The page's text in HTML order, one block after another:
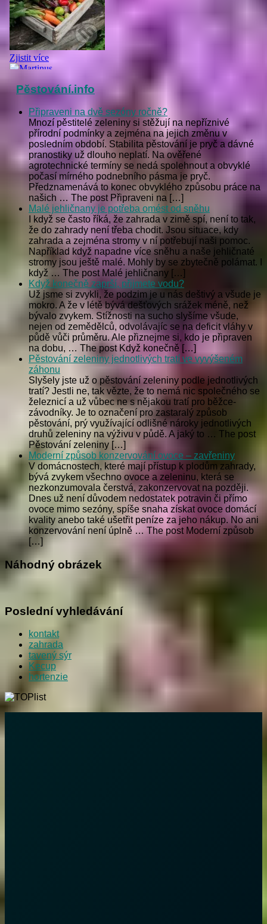
Pěstování.info
Připraveni na dvě sezóny ročně?
Mnozí pěstitelé zeleniny si stěžují na nepříznivé
přírodní podmínky a zejména na jejich změnu v
posledním období. Stabilita pěstování je pryč a dávné
pranostiky už dlouho neplatí. Na ověřené
agrotechnické termíny se nedá spolehnout a obvyklé
počasí mírného podnebního pásma je pryč.
Předznamenává to konec obvyklého způsobu práce na
našich … The post Připraveni na […]
Malé jehličnany je potřeba omést od sněhu
I když se často říká, že zahrada v zimě spí, není to tak,
že do zahrady není třeba chodit. Jsou situace, kdy
zahrada a zejména stromy v ní potřebují naši pomoc.
Například když napadne více sněhu a naše jehličnaté
stromy jsou ještě malé. Mohly by se zbytečně polámat. I
když … The post Malé jehličnany […]
Když konečně zaprší, přijmete vodu?
Už jsme si zvykli, že podzim je u nás deštivý a všude je
mokro. A že v létě bývá dešťových srážek méně, než
bývalo zvykem. Stížnosti na sucho slyšíme všude,
nejen od zemědělců, odvolávajíc se na deficit vláhy v
půdě vůči průměru. Ale přiznejme si, kdo je připraven
na dobu, … The post Když konečně […]
Pěstování zeleniny jednotlivých tratí ve vyvýšeném
záhonu
Slyšely jste už o pěstování zeleniny podle jednotlivých
tratí? Jestli ne, tak vězte, že to nemá nic společného se
železnicí a už vůbec ne s nějakou tratí pro běžce-
závodníky. Je to označení pro zastaralý způsob
pěstování, prý využívající odlišné nároky jednotlivých
druhů zeleniny na výživu v půdě. A jaký to … The post
Pěstování zeleniny […]
Moderní způsob konzervování ovoce – zavřeniny
V domácnostech, které mají přístup k plodům zahrady,
bývá zvykem všechno ovoce a zeleninu, která se
nezkonzumovala čerstvá, zakonzervovat na později.
Dnes už není důvodem nedostatek potravin či přímo
ovoce mimo sezóny, spíše snaha získat ovoce domácí
kvality anebo také ušetřit peníze za jeho nákup. No ani
konzervování není úplně … The post Moderní způsob
[…]
Náhodný obrázek
Poslední vyhledávání
kontakt
zahrada
tavený sýr
Kecup
hortenzie